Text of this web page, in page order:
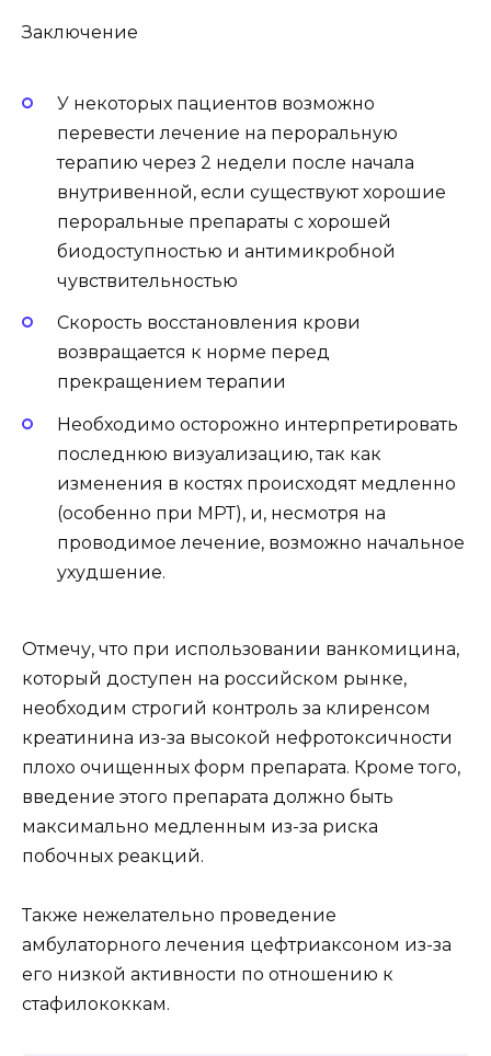
Заключение
У некоторых пациентов возможно
перевести лечение на пероральную
терапию через 2 недели после начала
внутривенной, если существуют хорошие
пероральные препараты с хорошей
биодоступностью и антимикробной
чувствительностью
Скорость восстановления крови
возвращается к норме перед
прекращением терапии
Необходимо осторожно интерпретировать
последнюю визуализацию, так как
изменения в костях происходят медленно
(особенно при МРТ), и, несмотря на
проводимое лечение, возможно начальное
ухудшение.
Отмечу, что при использовании ванкомицина,
который доступен на российском рынке,
необходим строгий контроль за клиренсом
креатинина из-за высокой нефротоксичности
плохо очищенных форм препарата. Кроме того,
введение этого препарата должно быть
максимально медленным из-за риска
побочных реакций.
Также нежелательно проведение
амбулаторного лечения цефтриаксоном из-за
его низкой активности по отношению к
стафилококкам.